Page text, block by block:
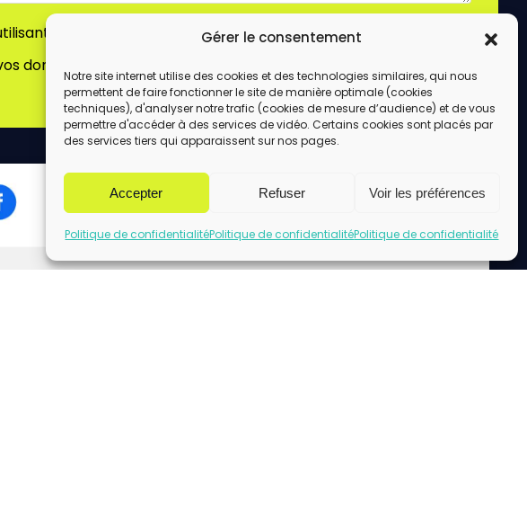
Gérer le consentement
Notre site internet utilise des cookies et des technologies similaires, qui nous
permettent de faire fonctionner le site de manière optimale (cookies
techniques), d'analyser notre trafic (cookies de mesure d’audience) et de vous
permettre d'accéder à des services de vidéo. Certains cookies sont placés par
des services tiers qui apparaissent sur nos pages.
Accepter Refuser Voir les préférences
Politique de confidentialitéPolitique de confidentialitéPolitique de confidentialité
ce formulaire, vous acceptez le stockage et le traitement
données par ce site.